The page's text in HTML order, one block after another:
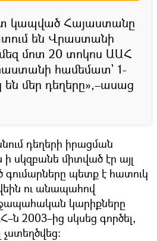
կապված Հայաստանը
են Վրաստանի
մոտ 20 տոկոս ԱԱՀ
համեմատ` 1-
մեր դեղերը»,–ասաց
դեղերի իրացման
սկզբանե միտված էր այլ
պետք է հատուկ
ու անապահով
կարիքները
2003–ից սկսեց գործել,